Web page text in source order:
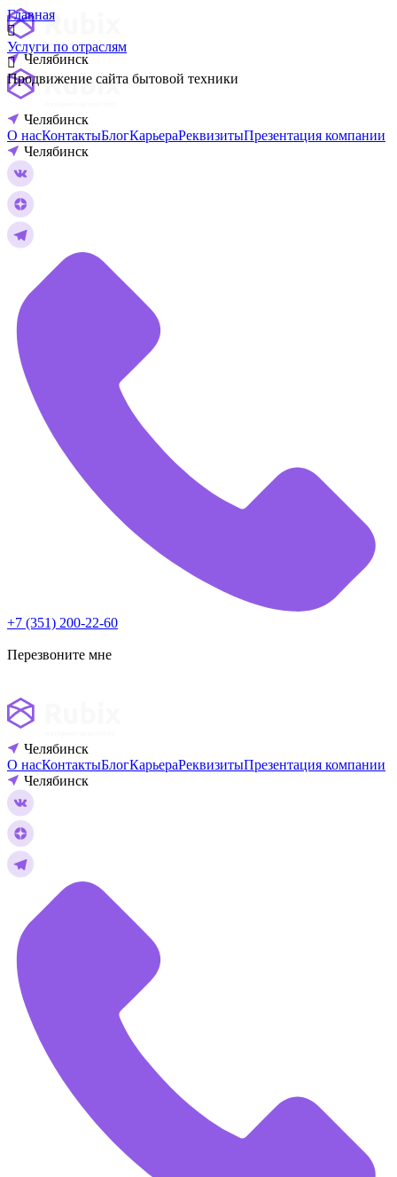
Челябинск
Челябинск
О насКонтактыБлогКарьераРеквизитыПрезентация компании
Челябинск
+7 (351) 200-22-60
Перезвоните мне
Челябинск
О насКонтактыБлогКарьераРеквизитыПрезентация компании
Челябинск
Главная
Услуги по отраслям
Продвижение сайта бытовой техники